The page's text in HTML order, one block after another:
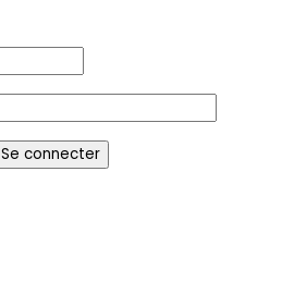
Se connecter